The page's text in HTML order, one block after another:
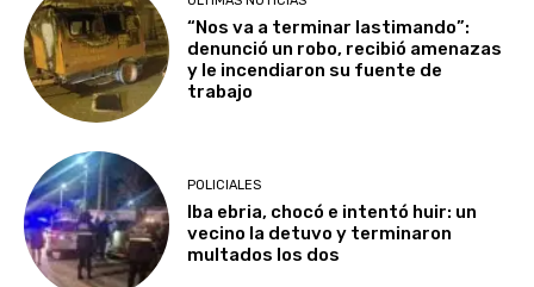
“Nos va a terminar lastimando”:
denunció un robo, recibió amenazas
y le incendiaron su fuente de
trabajo
POLICIALES
Iba ebria, chocó e intentó huir: un
vecino la detuvo y terminaron
multados los dos